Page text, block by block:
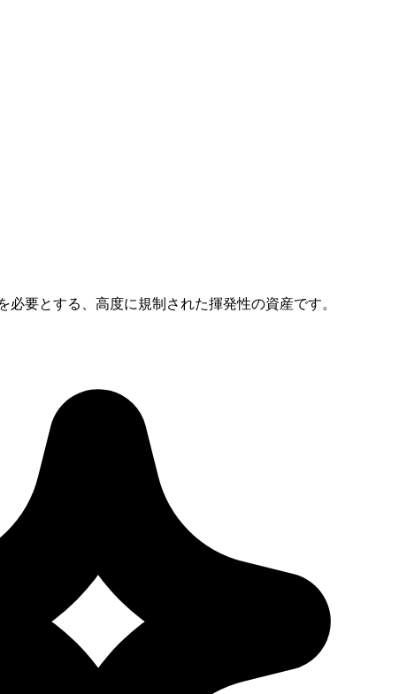
要とする、高度に規制された揮発性の資産です。